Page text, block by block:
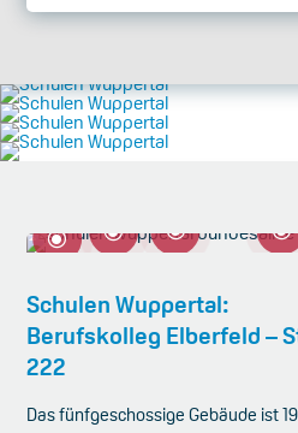
\ \ \
\
Schulen Wuppertal:
Berufskolleg Elberfeld –
222
Das fünfgeschossige Gebäude ist